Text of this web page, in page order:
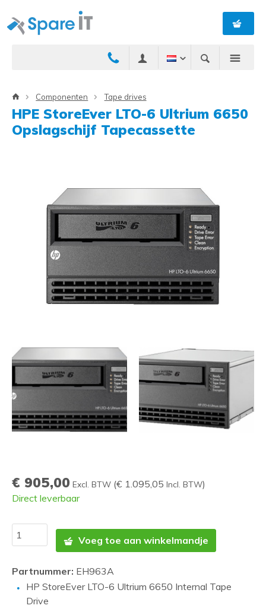
Componenten Tape drives
HPE StoreEver LTO-6 Ultrium 6650
Opslagschijf Tapecassette
€ 905,00 Excl. BTW (€ 1.095,05 Incl. BTW)
Direct leverbaar
Voeg toe aan winkelmandje
Partnummer: EH963A
HP StoreEver LTO-6 Ultrium 6650 Internal Tape
Drive